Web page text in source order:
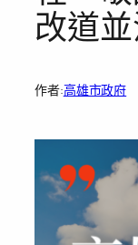
改道
作者:高雄市政府